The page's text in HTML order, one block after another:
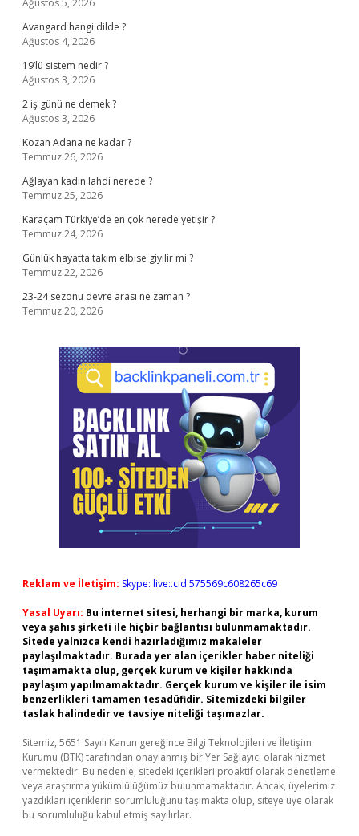
Ağustos 5, 2026
Avangard hangi dilde ?
Ağustos 4, 2026
19’lü sistem nedir ?
Ağustos 3, 2026
2 iş günü ne demek ?
Ağustos 3, 2026
Kozan Adana ne kadar ?
Temmuz 26, 2026
Ağlayan kadın lahdi nerede ?
Temmuz 25, 2026
Karaçam Türkiye’de en çok nerede yetişir ?
Temmuz 24, 2026
Günlük hayatta takım elbise giyilir mi ?
Temmuz 22, 2026
23-24 sezonu devre arası ne zaman ?
Temmuz 20, 2026
Reklam ve İletişim: Skype: live:.cid.575569c608265c69
Yasal Uyarı: Bu internet sitesi, herhangi bir marka, kurum
veya şahıs şirketi ile hiçbir bağlantısı bulunmamaktadır.
Sitede yalnızca kendi hazırladığımız makaleler
paylaşılmaktadır. Burada yer alan içerikler haber niteliği
taşımamakta olup, gerçek kurum ve kişiler hakkında
paylaşım yapılmamaktadır. Gerçek kurum ve kişiler ile isim
benzerlikleri tamamen tesadüfidir. Sitemizdeki bilgiler
taslak halindedir ve tavsiye niteliği taşımazlar.
Sitemiz, 5651 Sayılı Kanun gereğince Bilgi Teknolojileri ve İletişim
Kurumu (BTK) tarafından onaylanmış bir Yer Sağlayıcı olarak hizmet
vermektedir. Bu nedenle, sitedeki içerikleri proaktif olarak denetleme
veya araştırma yükümlülüğümüz bulunmamaktadır. Ancak, üyelerimiz
yazdıkları içeriklerin sorumluluğunu taşımakta olup, siteye üye olarak
bu sorumluluğu kabul etmiş sayılırlar.